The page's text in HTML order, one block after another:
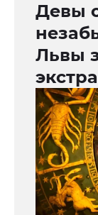
Девы
Львы